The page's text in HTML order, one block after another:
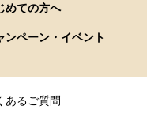
めての方へ
ンペーン・イベント
あるご質問